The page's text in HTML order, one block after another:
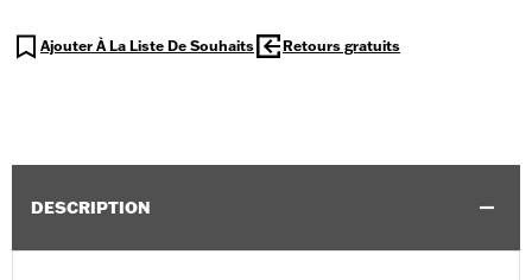
Ajouter À La Liste De Souhaits Retours gratuits
DESCRIPTION